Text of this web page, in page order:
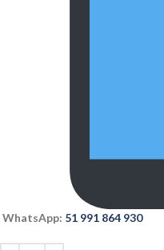
WhatsApp: 51 991 864 930